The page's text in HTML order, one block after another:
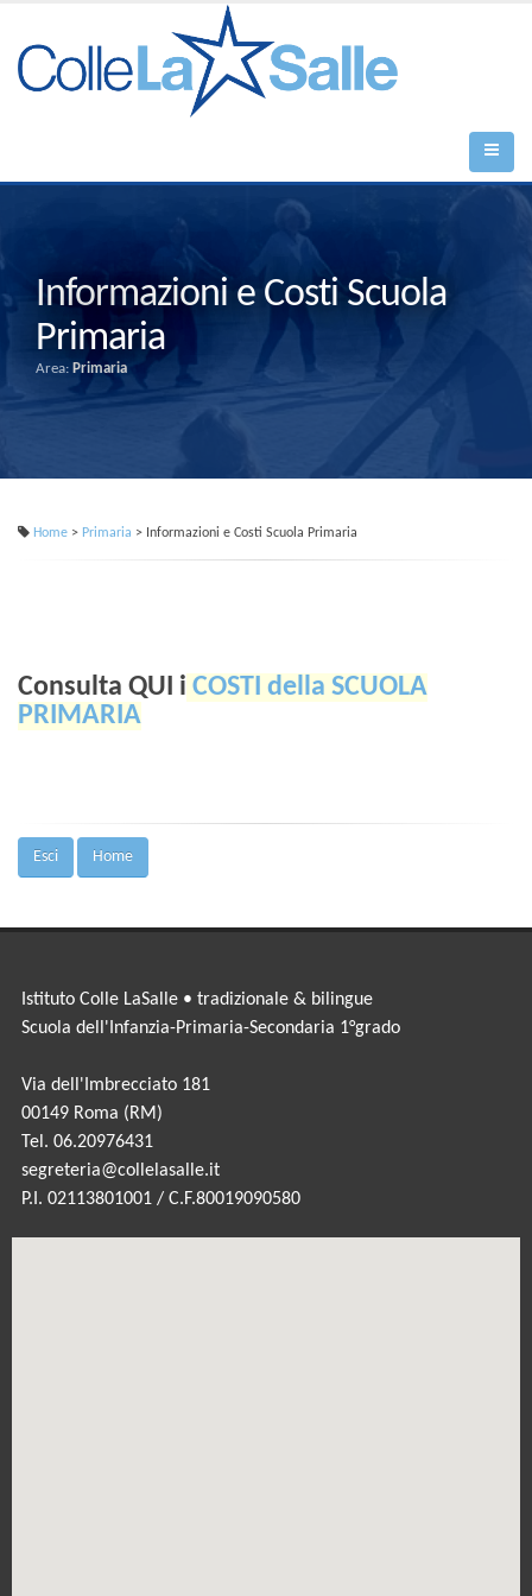
Informazioni e Costi Scuola
Primaria
Area: Primaria
Home > Primaria > Informazioni e Costi Scuola Primaria
Consulta QUI i COSTI della SCUOLA
PRIMARIA
Esci Home
Istituto Colle LaSalle • tradizionale & bilingue
Scuola dell'Infanzia-Primaria-Secondaria 1°grado
Via dell'Imbrecciato 181
00149 Roma (RM)
Tel. 06.20976431
segreteria@collelasalle.it
P.I. 02113801001 / C.F.80019090580